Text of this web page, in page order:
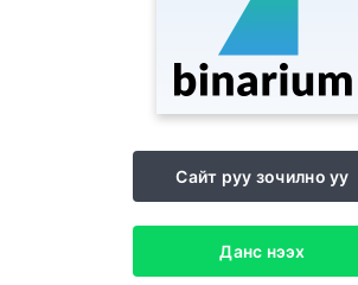
Сайт руу зочилно уу
Данс нээх